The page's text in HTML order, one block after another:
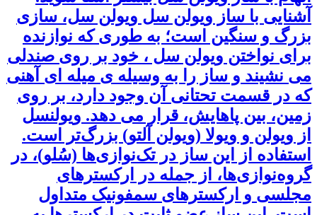
آشنایی با ساز ویولن سل ویولن سل، سازی
بزرگ و سنگین است؛ به طوری که نوازنده
برای نواختن ویولن سل ، خود بر روی صندلی
می نشیند و ساز را به وسیله ی میله ای آهنی
که در قسمت تحتانی آن وجود دارد، بر روی
زمین، بین پاهایش، قرار می دهد. ویولنسل
از ویولن و ویولا (ویولن آلتو) بزرگ‌تر است.
استفاده از این ساز در تک‌نوازی‌ها (سُلو)، در
گروه‌نوازی‌ها، از جمله در ارکسترهای
مجلسی و ارکسترهای سمفونیک متداول